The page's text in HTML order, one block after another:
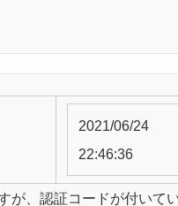
2021/06/24
22:46:36
が、認証コードが付いて